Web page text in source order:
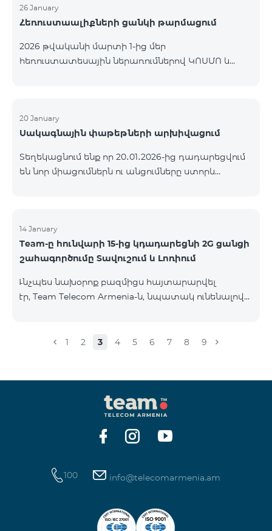
26 January
Հեռուստաալիքների ցանկի թարմացում
2026 թվականի մարտի 1-ից մեր
հեռուստատեսային ներառումներով ԿՈՍՄՈ և
մուլտիպլեքս հեռուստաալիքները հասանելի
կլինեն միայն այն մարզերում, որտեղ դրանց
մարմինների պահանջների։ Այս փոփոխությունը
իրականացվում է հեռուստատեսային հարթակի
ցանկը ըստ մարզեր
20 January
Սակագնային փաթեթների արխիվացում
Տեղեկացնում ենք որ 20․01․2026-ից դադարեցվում
են նոր միացումներն ու անցումները ստորև
14 January
Team-ը հունվարի 15-ից կդադարեցնի 2G ցանցի
շահագործումը Տավուշում և Լոռիում
Ւնչպես նախօրոք բազմիցս հայտարարվել
էր, Team Telecom Armenia-ն, նպատակ ունենալով
ցանցի շահագործումը: Ցանցի անջատումը տեղի
2026թ.-ի հունվարի 15-ից: Ծառայությունների
անխափան հասանելությունն ապահովելու
նպատակով շարունակում է գործել հատուկ
առաջարկ, որը հնարավորություն է ընձեռում ձեռք
բերել նոր տեխնոլոգիաներով աշխատող բջջային
1 2 3 4 5 6 7 8 9
100 info@telecomarmenia.am